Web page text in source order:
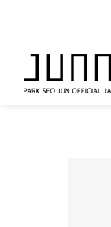
content